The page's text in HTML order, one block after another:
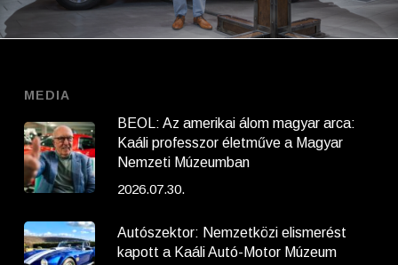
MEDIA
BEOL: Az amerikai álom magyar arca:
Kaáli professzor életműve a Magyar
Nemzeti Múzeumban
2026.07.30.
Autószektor: Nemzetközi elismerést
kapott a Kaáli Autó-Motor Múzeum